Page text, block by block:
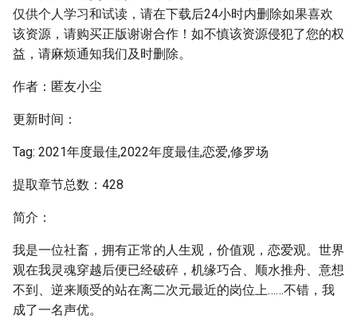
仅供个人学习和试读，请在下载后24小时内删除如果喜欢
该资源，请购买正版谢谢合作！如不慎该资源侵犯了您的权
益，请麻烦通知我们及时删除。
作者：匿友小尘
更新时间：
Tag: 2021年度最佳,2022年度最佳,恋爱,修罗场
提取章节总数：428
简介：
我是一位社畜，拥有正常的人生观，价值观，恋爱观。世界
观在我灵魂穿越后便已经破碎，机缘巧合、顺水推舟、意想
不到、逆来顺受的站在离二次元最近的岗位上……不错，我
成了一名声优。